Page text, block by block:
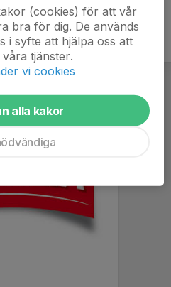
(cookies) för att vår
bra för dig. De används
i syfte att hjälpa oss att
tjänster.
vi cookies
alla kakor